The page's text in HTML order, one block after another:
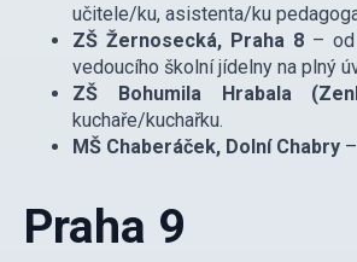
učitele/ku, asistenta/ku
ZŠ Žernosecká, Praha 8 –
vedoucího školní jídelny na plný
ZŠ Bohumila Hrabala
kuchaře/kuchařku.
MŠ Chaberáček, Dolní Chabry
Praha 9